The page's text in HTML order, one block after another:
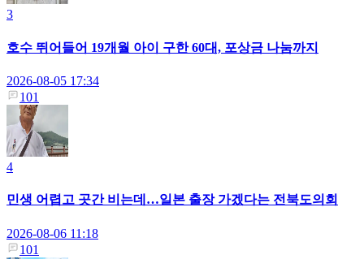
3
호수 뛰어들어 19개월 아이 구한 60대, 포상금 나눔까지
2026-08-05 17:34
101
4
민생 어렵고 곳간 비는데…일본 출장 가겠다는 전북도의회
2026-08-06 11:18
101